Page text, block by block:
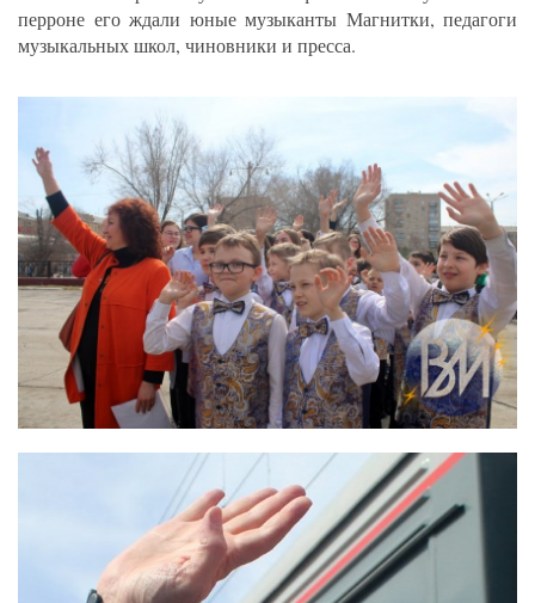
перроне его ждали юные музыканты Магнитки, педагоги
музыкальных школ, чиновники и пресса.